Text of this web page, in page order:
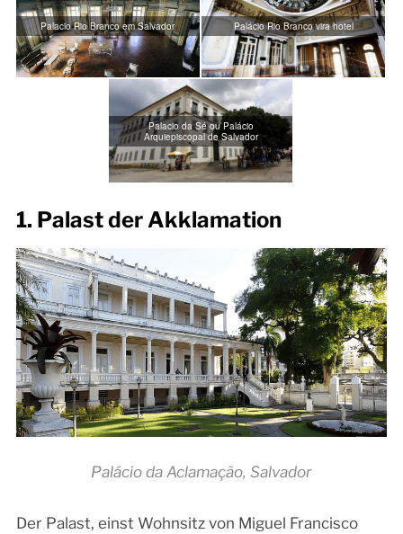
Palacio Rio Branco em Salvador Palácio Rio Branco vira hotel
Palacio da Sé ou Palácio
Arquiepiscopal de Salvador
1. Palast der Akklamation
Palácio da Aclamação, Salvador
Der Palast, einst Wohnsitz von Miguel Francisco